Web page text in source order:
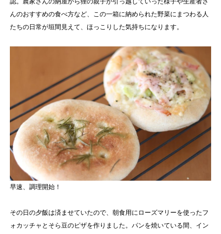
んのおすすめの食べ方など、この一箱に納められた野菜にまつわる人
たちの日常が垣間見えて、ほっこりした気持ちになります。
早速、調理開始！
その日の夕飯は済ませていたので、朝食用にローズマリーを使ったフ
ォカッチャとそら豆のピザを作りました。パンを焼いている間、イン